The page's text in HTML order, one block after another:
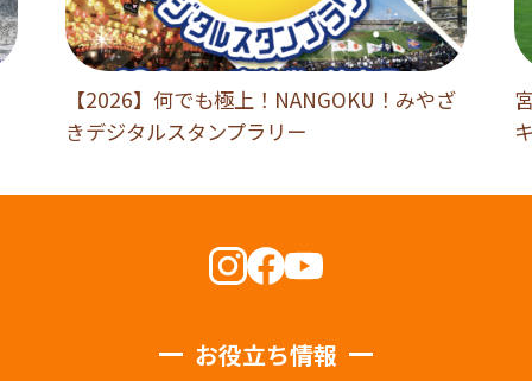
【2026】何でも極上！NANGOKU！みやざ
きデジタルスタンプラリー
お役立ち情報